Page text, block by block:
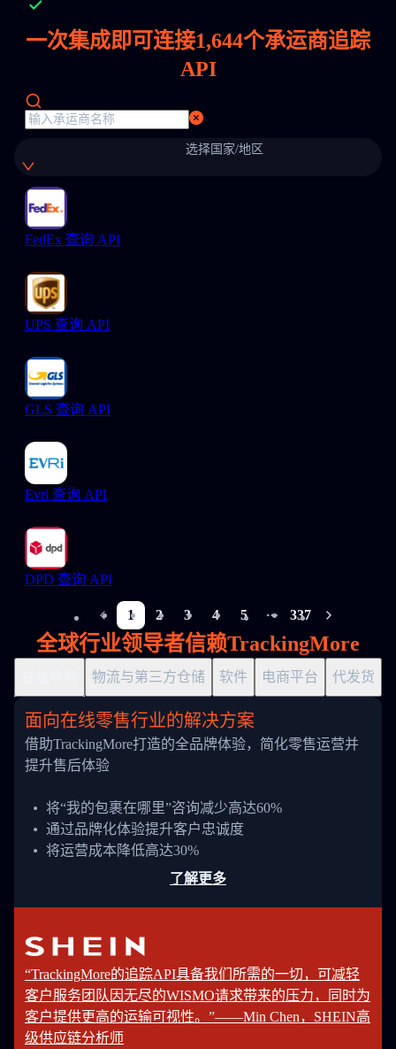
一次集成即可连接1,644个承运商追踪
API
选择国家/地区
FedEx 查询 API
UPS 查询 API
GLS 查询 API
Evri 查询 API
DPD 查询 API
1 2 3 4 5
More pages
337
全球行业领导者信赖TrackingMore
物流与第三方仓储 软件 电商平台 代发货
面向在线零售行业的解决方案
借助TrackingMore打造的全品牌体验，简化零售运营并
提升售后体验
将“我的包裹在哪里”咨询减少高达60%
通过品牌化体验提升客户忠诚度
将运营成本降低高达30%
了解更多
“TrackingMore的追踪API具备我们所需的一切，可减轻
客户服务团队因无尽的WISMO请求带来的压力，同时为
客户提供更高的运输可视性。”——Min Chen，SHEIN高
级供应链分析师